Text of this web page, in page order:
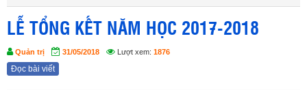
LỄ TỔNG KẾT NĂM HỌC 2017-2018
Quản trị 31/05/2018 Lượt xem: 1876
Đọc bài viết